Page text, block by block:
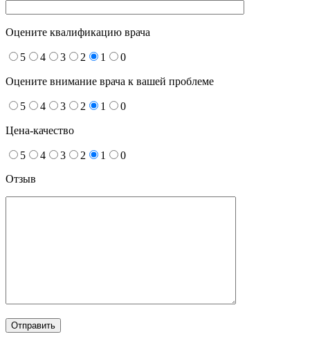
Оцените квалификацию врача
5 4 3 2 1 0
Оцените внимание врача к вашей проблеме
5 4 3 2 1 0
Цена-качество
5 4 3 2 1
0
Отзыв